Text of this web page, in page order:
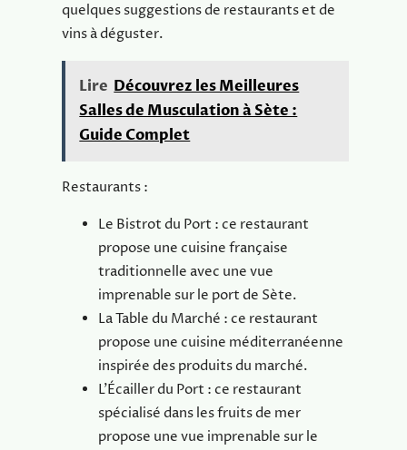
quelques suggestions de restaurants et de
vins à déguster.
Lire Découvrez les Meilleures
Salles de Musculation à Sète :
Guide Complet
Restaurants :
Le Bistrot du Port : ce restaurant
propose une cuisine française
traditionnelle avec une vue
imprenable sur le port de Sète.
La Table du Marché : ce restaurant
propose une cuisine méditerranéenne
inspirée des produits du marché.
L’Écailler du Port : ce restaurant
spécialisé dans les fruits de mer
propose une vue imprenable sur le